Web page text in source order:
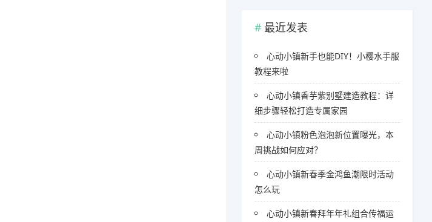
最近发表
心动小镇新手也能DIY！小樱水手服
教程来啦
心动小镇香芋紫别墅建造教程：详
细步骤轻松打造专属家园
心动小镇粉色泡泡新位置曝光，本
周挑战如何应对？
心动小镇新春季金鸿鱼潮限时活动
怎么玩
心动小镇新春拜年年礼组合传福运